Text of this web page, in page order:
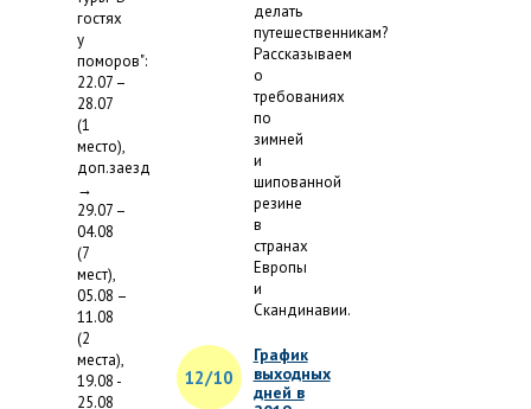
гостях
у
поморов":
22.07 –
28.07
(1
место),
доп.заезд
→
29.07 –
04.08
(7
мест),
05.08 –
11.08
(2
места),
19.08 -
25.08
делать
путешественникам?
Рассказываем
о
требованиях
по
зимней
и
шипованной
резине
в
странах
Европы
и
Скандинавии.
12/10
График
выходных
дней в